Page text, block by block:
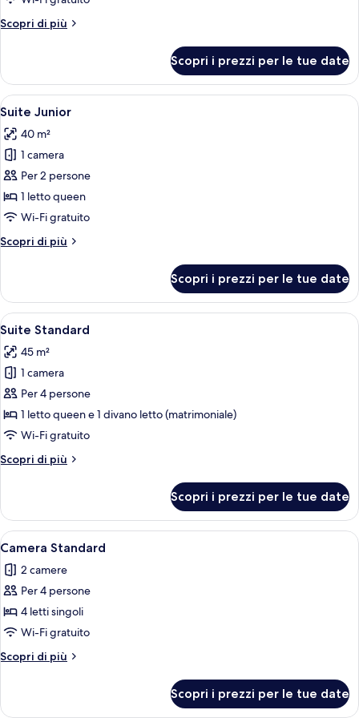
Deluxe
Scopri di più
Altri
Deluxe
Scopri i prezzi per le tue date
Apri
tutte
le
foto
per
Suite
Junior
Una camera d'albergo con una
7
Suite Junior
40 m²
1 camera
Per 2 persone
1 letto queen
Wi-Fi gratuito
Scopri di più
Altri
Junior
Scopri i prezzi per le tue date
Apri
tutte
le
foto
per
Suite
Standard
Camera d'albergo con un letto
10
Suite Standard
45 m²
1 camera
Per 4 persone
1 letto queen e 1 divano letto (matrimoniale)
Wi-Fi gratuito
Scopri di più
Altri
Standard
Scopri i prezzi per le tue date
Apri
tutte
le
foto
per
Camera
Standard
Una camera d'albergo con un letto,
4
Camera Standard
2 camere
Per 4 persone
4 letti singoli
Wi-Fi gratuito
Scopri di più
Altri
Standard
Scopri i prezzi per le tue date